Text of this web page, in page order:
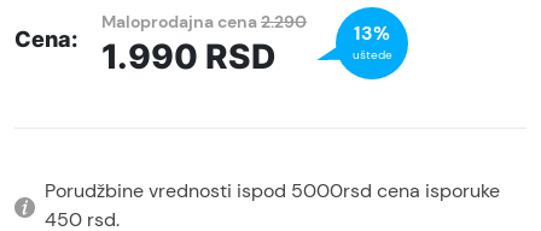
Cena:
Maloprodajna cena2.290
1.990 RSD
13%
uštede
Porudžbine vrednosti ispod 5000rsd cena isporuke
450 rsd.